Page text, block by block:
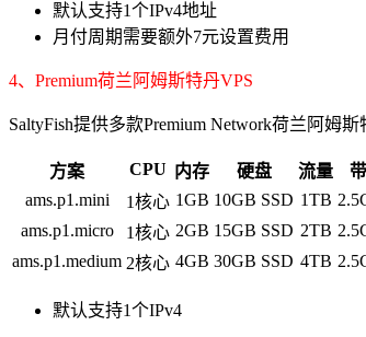
默认支持1个IPv4地址
月付周期需要额外7元设置费用
4、Premium荷兰阿姆斯特丹VPS
SaltyFish提供多款Premium Network荷兰阿姆
方案 CPU 内存 硬盘 流量
ams.p1.mini
1核心 1GB 10GB SSD 1TB
ams.p1.micro
1核心 2GB 15GB SSD 2TB
ams.p1.medium 2核心 4GB 30GB SSD 4TB
默认支持1个IPv4